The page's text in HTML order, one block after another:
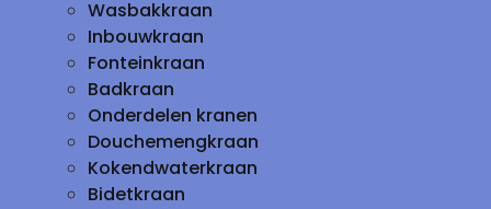
Wasbakkraan
Inbouwkraan
Fonteinkraan
Badkraan
Onderdelen kranen
Douchemengkraan
Kokendwaterkraan
Bidetkraan